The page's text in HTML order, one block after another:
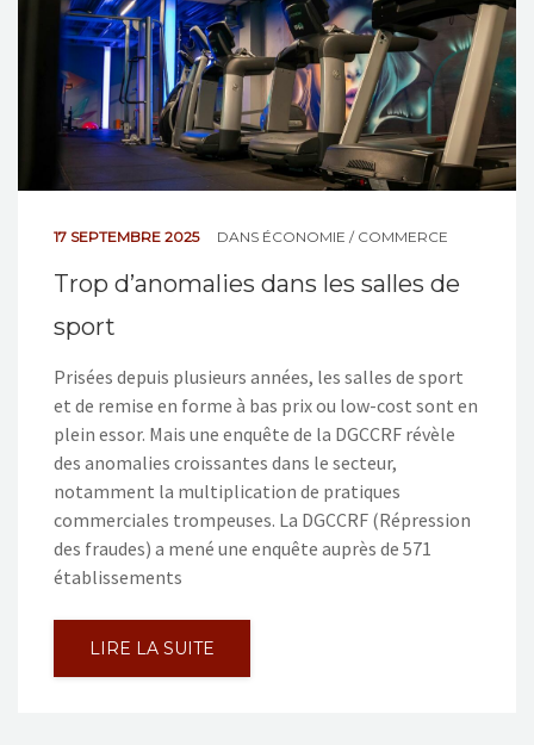
17 SEPTEMBRE 2025 DANS ÉCONOMIE / COMMERCE
Trop d’anomalies dans les salles de
sport
Prisées depuis plusieurs années, les salles de sport
et de remise en forme à bas prix ou low-cost sont en
plein essor. Mais une enquête de la DGCCRF révèle
des anomalies croissantes dans le secteur,
notamment la multiplication de pratiques
commerciales trompeuses. La DGCCRF (Répression
des fraudes) a mené une enquête auprès de 571
établissements
LIRE LA SUITE